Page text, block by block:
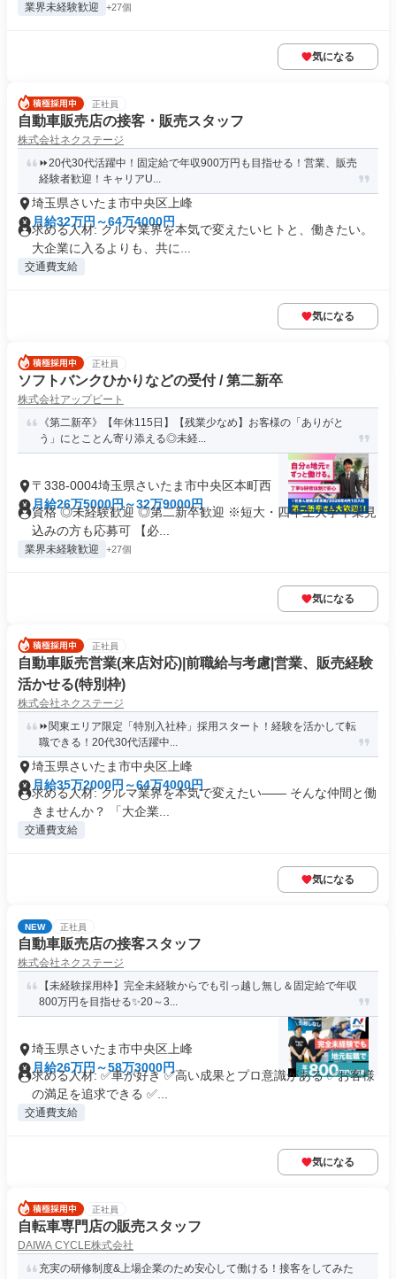
業界未経験歓迎 +27個
気になる
正社員
自動車販売店の接客・販売スタッフ
株式会社ネクステージ
⏩️20代30代活躍中！固定給で年収900万円も目指せる！営業、販売
経験者歓迎！キャリアU...
埼玉県さいたま市中央区上峰
月給32万円～64万4000円
求める人材: クルマ業界を本気で変えたいヒトと、働きたい。
大企業に入るよりも、共に...
交通費支給
気になる
正社員
ソフトバンクひかりなどの受付 / 第二新卒
株式会社アップビート
《第二新卒》【年休115日】【残業少なめ】お客様の「ありがと
う」にとことん寄り添える◎未経...
〒338-0004埼玉県さいたま市中央区本町西
月給26万5000円～32万9000円
資格 ◎未経験歓迎 ◎第二新卒歓迎 ※短大・四年生大学卒業見
込みの方も応募可 【必...
業界未経験歓迎 +27個
気になる
正社員
自動車販売営業(来店対応)|前職給与考慮|営業、販売経験
活かせる(特別枠)
株式会社ネクステージ
⏩️関東エリア限定「特別入社枠」採用スタート！経験を活かして転
職できる！20代30代活躍中...
埼玉県さいたま市中央区上峰
月給35万2000円～64万4000円
求める人材: クルマ業界を本気で変えたい―― そんな仲間と働
きませんか？ 「大企業...
交通費支給
気になる
NEW 正社員
自動車販売店の接客スタッフ
株式会社ネクステージ
【未経験採用枠】完全未経験からでも引っ越し無し＆固定給で年収
800万円を目指せる✨20～3...
埼玉県さいたま市中央区上峰
月給26万円～58万3000円
求める人材: ✅車が好き ✅高い成果とプロ意識がある ✅お客様
の満足を追求できる ✅...
交通費支給
気になる
正社員
自転車専門店の販売スタッフ
DAIWA CYCLE株式会社
充実の研修制度&上場企業のため安心して働ける！接客をしてみた